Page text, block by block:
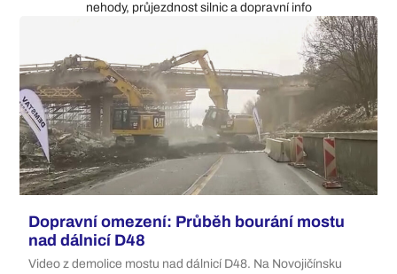
nehody, průjezdnost silnic a dopravní info
Dopravní omezení: Průběh bourání mostu
nad dálnicí D48
Video z demolice mostu nad dálnicí D48. Na Novojičínsku